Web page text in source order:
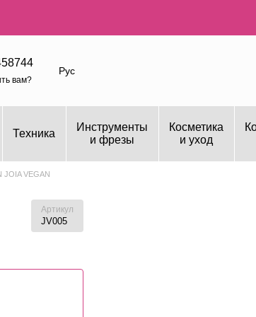
вам?
Рус
Техника
Инструменты
и фрезы
Косметика
и уход
JOIA VEGAN
Артикул
JV005